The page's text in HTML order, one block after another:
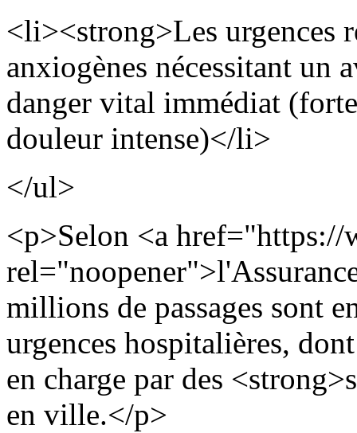
<li><strong>Les urgences
anxiogènes nécessitant un
danger vital immédiat
douleur intense)</li>
</ul>
<p>Selon <a
millions de passages sont
urgences hospitalières,
en charge par des
en ville.</p>